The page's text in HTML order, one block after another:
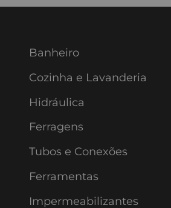
Banheiro
Cozinha e Lavanderia
Hidráulica
Ferragens
Tubos e Conexões
Ferramentas
Impermeabilizantes